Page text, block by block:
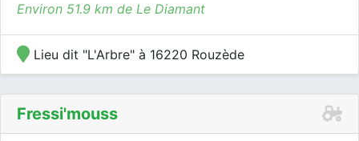
Environ 51.9 km de Le Diamant
Lieu dit "L'Arbre" à 16220 Rouzède
Fressi'mouss